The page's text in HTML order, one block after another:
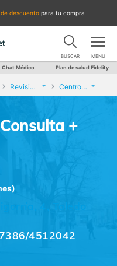
descuento para tu compra
BUSCAR MENU
Chat Médico Plan de salud Fidelity
Revisión urológica. Consulta + Ecografía urológica Centro médico Enova
+
4512042